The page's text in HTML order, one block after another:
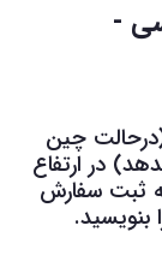
-
سانتی متر (درحالت چین
میدهد) در ارتفاع
ثبت سفارش
بنویسید.